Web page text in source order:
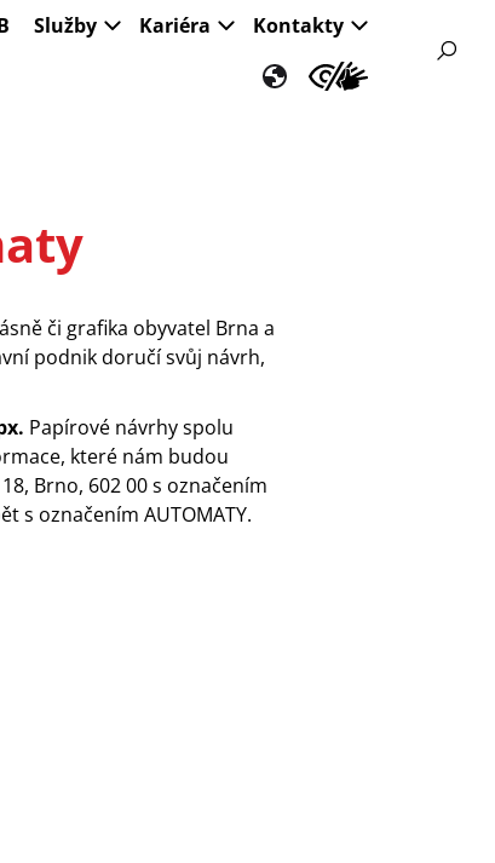
Služby Kariéra Kontakty
či grafika obyvatel Brna a
podnik doručí svůj návrh,
Papírové návrhy spolu
které nám budou
Brno, 602 00 s označením
s označením AUTOMATY.